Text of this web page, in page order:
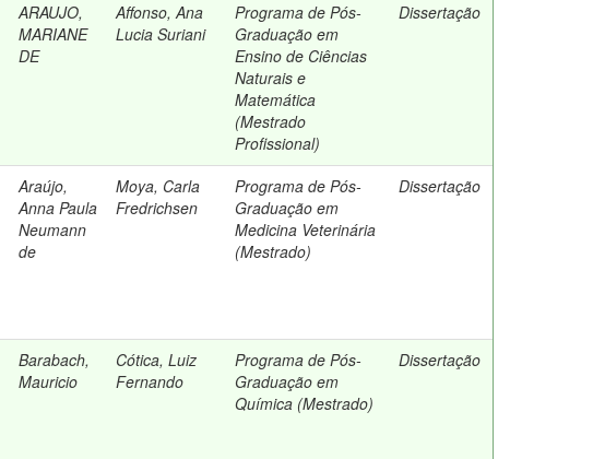
ARAUJO,
MARIANE
DE
Affonso, Ana
Lucia Suriani
Programa de Pós-
Graduação em
Ensino de Ciências
Naturais e
Matemática
(Mestrado
Profissional)
Dissertação
Araújo,
Anna Paula
Neumann
de
Moya, Carla
Fredrichsen
Programa de Pós-
Graduação em
Medicina Veterinária
(Mestrado)
Dissertação
Barabach,
Mauricio
Cótica, Luiz
Fernando
Programa de Pós-
Graduação em
Química (Mestrado)
Dissertação